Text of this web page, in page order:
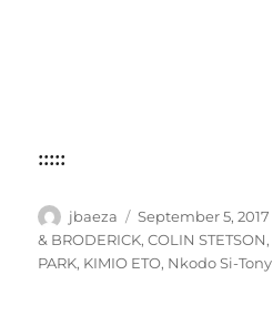
:::::
Author
jbaeza
Posted
on
September 5, 2017
& BRODERICK,COLIN STETSON,
PARK, KIMIO ETO, Nkodo Si-Tony